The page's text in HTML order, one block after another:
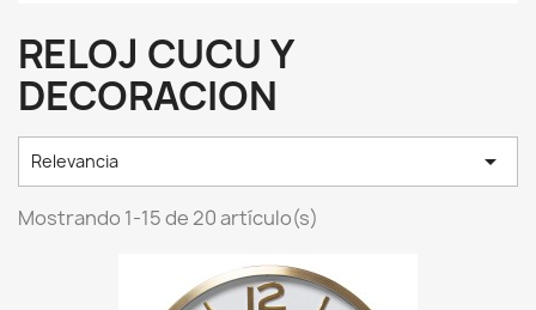
RELOJ CUCU Y
DECORACION
Relevancia 
Mostrando 1-15 de 20 artículo(s)